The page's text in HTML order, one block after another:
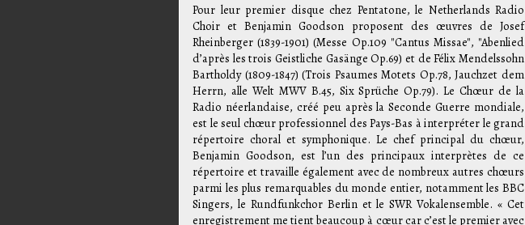
Pour leur premier disque chez Pentatone, le Netherlands Radio
Choir et Benjamin Goodson proposent des œuvres de Josef
Rheinberger (1839-1901) (Messe Op.109 "Cantus Missae", "Abenlied
d’après les trois Geistliche Gasänge Op.69) et de Félix Mendelssohn
Bartholdy (1809-1847) (Trois Psaumes Motets Op.78, Jauchzet dem
Herrn, alle Welt MWV B.45, Six Sprüche Op.79). Le Chœur de la
Radio néerlandaise, créé peu après la Seconde Guerre mondiale,
est le seul chœur professionnel des Pays-Bas à interpréter le grand
répertoire choral et symphonique. Le chef principal du chœur,
Benjamin Goodson, est l’un des principaux interprètes de ce
répertoire et travaille également avec de nombreux autres chœurs
parmi les plus remarquables du monde entier, notamment les BBC
Singers, le Rundfunkchor Berlin et le SWR Vokalensemble. « Cet
enregistrement me tient beaucoup à cœur car c’est le premier avec